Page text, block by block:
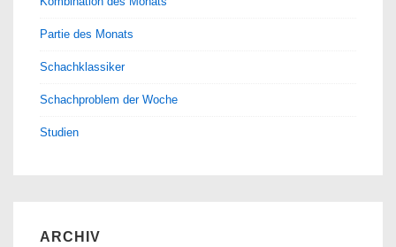
Partie des Monats
Schachklassiker
Schachproblem der Woche
Studien
ARCHIV